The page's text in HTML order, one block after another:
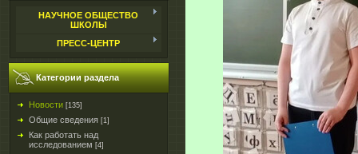
НАУЧНОЕ ОБЩЕСТВО
ШКОЛЫ
ПРЕСС-ЦЕНТР
Категории раздела
Новости [135]
Общие сведения [1]
Как работать над
исследованием [4]